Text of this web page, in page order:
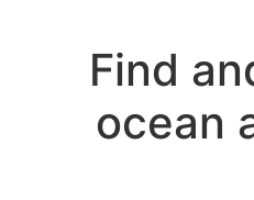
Find
ocean